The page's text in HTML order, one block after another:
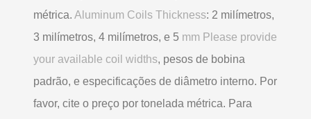
métrica. Aluminum Coils Thickness: 2 milímetros,
3 milímetros, 4 milímetros, e 5 mm Please provide
your available coil widths, pesos de bobina
padrão, e especificações de diâmetro interno. Por
favor, cite o preço por tonelada métrica. Para